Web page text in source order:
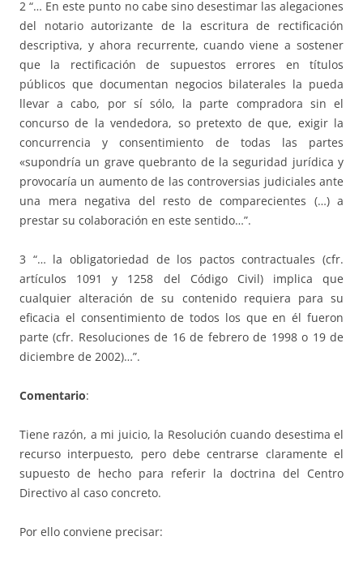
2 “… En este punto no cabe sino desestimar las alegaciones
del notario autorizante de la escritura de rectificación
descriptiva, y ahora recurrente, cuando viene a sostener
que la rectificación de supuestos errores en títulos
públicos que documentan negocios bilaterales la pueda
llevar a cabo, por sí sólo, la parte compradora sin el
concurso de la vendedora, so pretexto de que, exigir la
concurrencia y consentimiento de todas las partes
«supondría un grave quebranto de la seguridad jurídica y
provocaría un aumento de las controversias judiciales ante
una mera negativa del resto de comparecientes (…) a
prestar su colaboración en este sentido…”.
3 “… la obligatoriedad de los pactos contractuales (cfr.
artículos 1091 y 1258 del Código Civil) implica que
cualquier alteración de su contenido requiera para su
eficacia el consentimiento de todos los que en él fueron
parte (cfr. Resoluciones de 16 de febrero de 1998 o 19 de
diciembre de 2002)…”.
Comentario:
Tiene razón, a mi juicio, la Resolución cuando desestima el
recurso interpuesto, pero debe centrarse claramente el
supuesto de hecho para referir la doctrina del Centro
Directivo al caso concreto.
Por ello conviene precisar: